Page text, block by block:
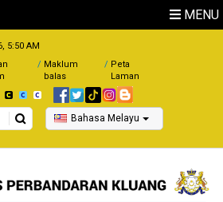
MENU
5:50 AM
Maklum
balas
Peta
Laman
Bahasa Melayu